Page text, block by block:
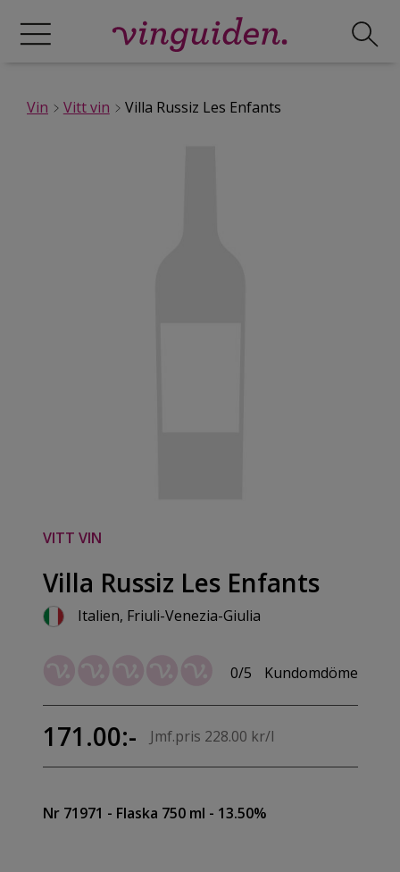
Vin Vitt vin Villa Russiz Les Enfants
VITT VIN
Villa Russiz Les Enfants
Italien, Friuli-Venezia-Giulia
0/5 Kundomdöme
171.00:- Jmf.pris 228.00 kr/l
Nr 71971 - Flaska 750 ml - 13.50%